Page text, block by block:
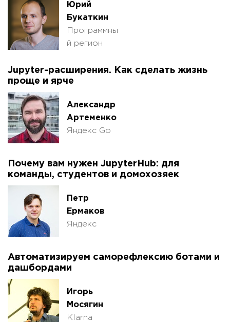
Юрий
Букаткин
Программны
й регион
Jupyter-расширения. Как сделать жизнь
проще и ярче
Александр
Артеменко
Яндекс Go
Почему вам нужен JupyterHub: для
команды, студентов и домохозяек
Петр
Ермаков
Яндекс
Автоматизируем саморефлексию ботами и
дашбордами
Игорь
Мосягин
Klarna